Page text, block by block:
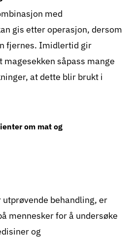
med
gis etter operasjon, dersom
fjernes. Imidlertid gir
såpass mange
at dette blir brukt i
om mat og
utprøvende behandling, er
mennesker for å undersøke
og